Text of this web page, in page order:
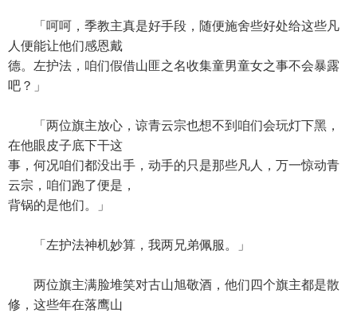
「呵呵，季教主真是好手段，随便施舍些好处给这些凡
人便能让他们感恩戴
德。左护法，咱们假借山匪之名收集童男童女之事不会暴露
吧？」
「两位旗主放心，谅青云宗也想不到咱们会玩灯下黑，
在他眼皮子底下干这
事，何况咱们都没出手，动手的只是那些凡人，万一惊动青
云宗，咱们跑了便是，
背锅的是他们。」
「左护法神机妙算，我两兄弟佩服。」
两位旗主满脸堆笑对古山旭敬酒，他们四个旗主都是散
修，这些年在落鹰山